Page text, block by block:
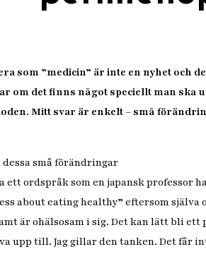
som ”medicin” är inte en nyhet och
om det finns något speciellt man ska
Mitt svar är enkelt – små
dessa små förändringar
ett ordspråk som en japansk professor
about eating healthy” eftersom själva
är ohälsosam i sig. Det kan lätt bli ett
upp till. Jag gillar den tanken. Det får